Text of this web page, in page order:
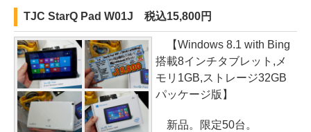
TJC StarQ Pad W01J 税込15,800円
【Windows 8.1 with Bing
搭載8インチタブレット,メ
モリ1GB,ストレージ32GB
パッケージ版】
新品。限定50台。